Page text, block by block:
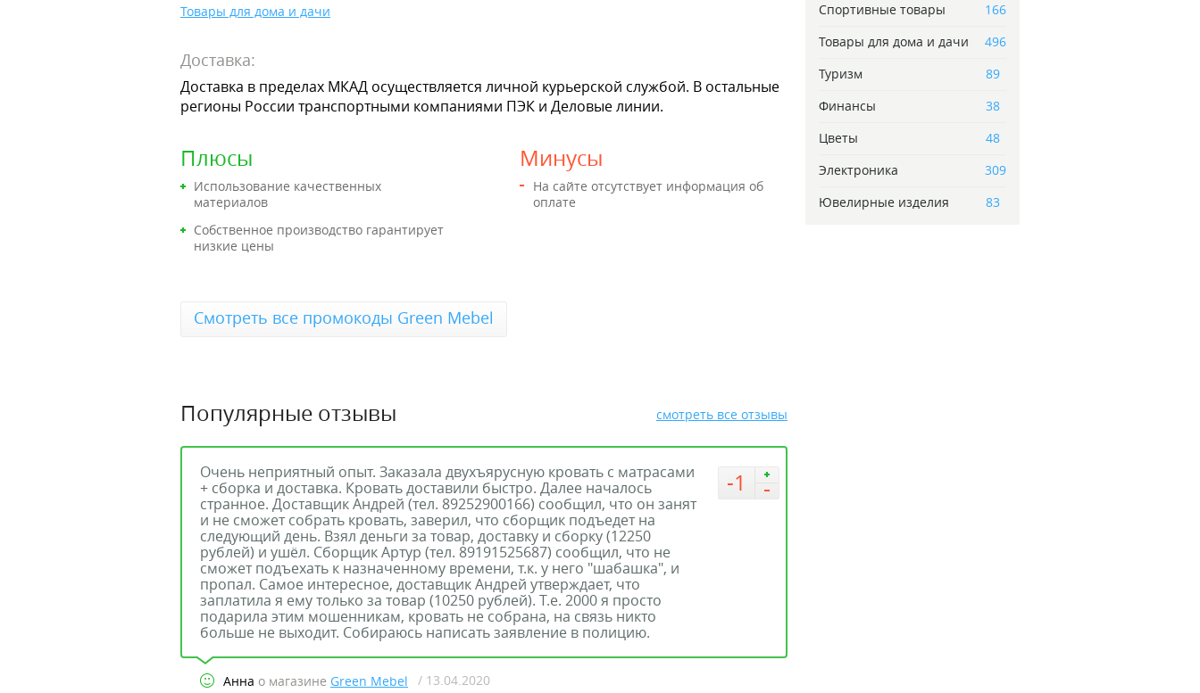
Товары для дома и дачи
Доставка:
Доставка в пределах МКАД осуществляется личной курьерской службой. В остальные
регионы России транспортными компаниями ПЭК и Деловые линии.
Плюсы
Использование качественных
материалов
Собственное производство гарантирует
низкие цены
Минусы
На сайте отсутствует информация об
оплате
Смотреть все промокоды Green Mebel
Популярные отзывы смотреть все отзывы
-1
Очень неприятный опыт. Заказала двухъярусную кровать с матрасами
+ сборка и доставка. Кровать доставили быстро. Далее началось
странное. Доставщик Андрей (тел. 89252900166) сообщил, что он занят
и не сможет собрать кровать, заверил, что сборщик подъедет на
следующий день. Взял деньги за товар, доставку и сборку (12250
рублей) и ушёл. Сборщик Артур (тел. 89191525687) сообщил, что не
сможет подъехать к назначенному времени, т.к. у него "шабашка", и
пропал. Самое интересное, доставщик Андрей утверждает, что
заплатила я ему только за товар (10250 рублей). Т.е. 2000 я просто
подарила этим мошенникам, кровать не собрана, на связь никто
больше не выходит. Собираюсь написать заявление в полицию.
Анна о магазине Green Mebel / 13.04.2020
Спортивные товары
166
Товары для дома и дачи
496
Туризм
89
Финансы
38
Цветы
48
Электроника
309
Ювелирные изделия
83